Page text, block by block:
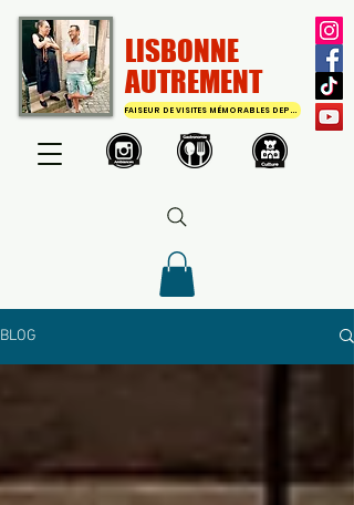
LISBONNE
AUTREMENT
FAISEUR DE VISITES MÉMORABLES DEPUIS 2011
BLOG